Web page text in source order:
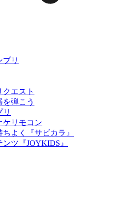
リ
エスト
を弾こう
ケリモコン
よく『サビカラ』
ツ『JOYKIDS』